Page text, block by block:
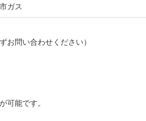
ガス
お問い合わせください）
可能です。